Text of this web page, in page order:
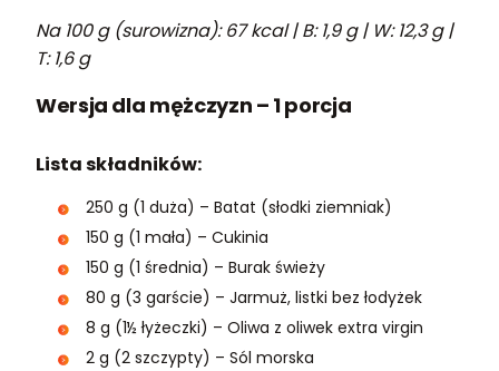
Na 100 g (surowizna): 67 kcal | B: 1,9 g | W: 12,3 g |
T: 1,6 g
Wersja dla mężczyzn – 1 porcja
Lista składników:
250 g (1 duża) – Batat (słodki ziemniak)
150 g (1 mała) – Cukinia
150 g (1 średnia) – Burak świeży
80 g (3 garście) – Jarmuż, listki bez łodyżek
8 g (1½ łyżeczki) – Oliwa z oliwek extra virgin
2 g (2 szczypty) – Sól morska